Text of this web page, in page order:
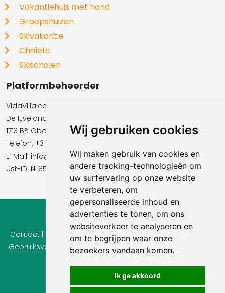
Wij gebruiken cookies
Wij maken gebruik van cookies en
andere tracking-technologieën om
uw surfervaring op onze website
te verbeteren, om
gepersonaliseerde inhoud en
advertenties te tonen, om ons
websiteverkeer te analyseren en
om te begrijpen waar onze
bezoekers vandaan komen.
Ik ga akkoord
Vakantiehuis met hond
Groepshuizen
Skivakantie
Chalets
Skischolen
Platformbeheerder
VidaVilla.com BV
De IJvelandssloot 20
1713 BB Obdam
Telefon: +31854016545
E-Mail:​​​​ info@vidavilla.com
Ust-ID: NL855781919B01
© 2026 Ferienhaus-Tirol.eu
Contact |Cookie instellingen |Herroepingsrecht
Gebruiksvoorwaarden|Imprint |Informatie Beoordelingen